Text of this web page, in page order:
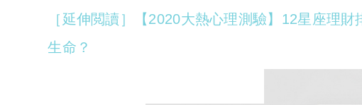
［延伸閲讀］【2020大熱心理測驗】12星座理
生命？